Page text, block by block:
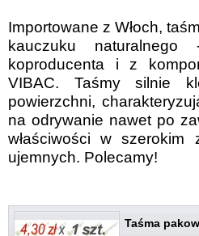
Importowane z Włoch,
kauczuku naturalnego
koproducenta i z
VIBAC. Taśmy silnie
powierzchni,
na odrywanie nawet po
właściwości w szerokim
ujemnych. Polecamy!
Taśma